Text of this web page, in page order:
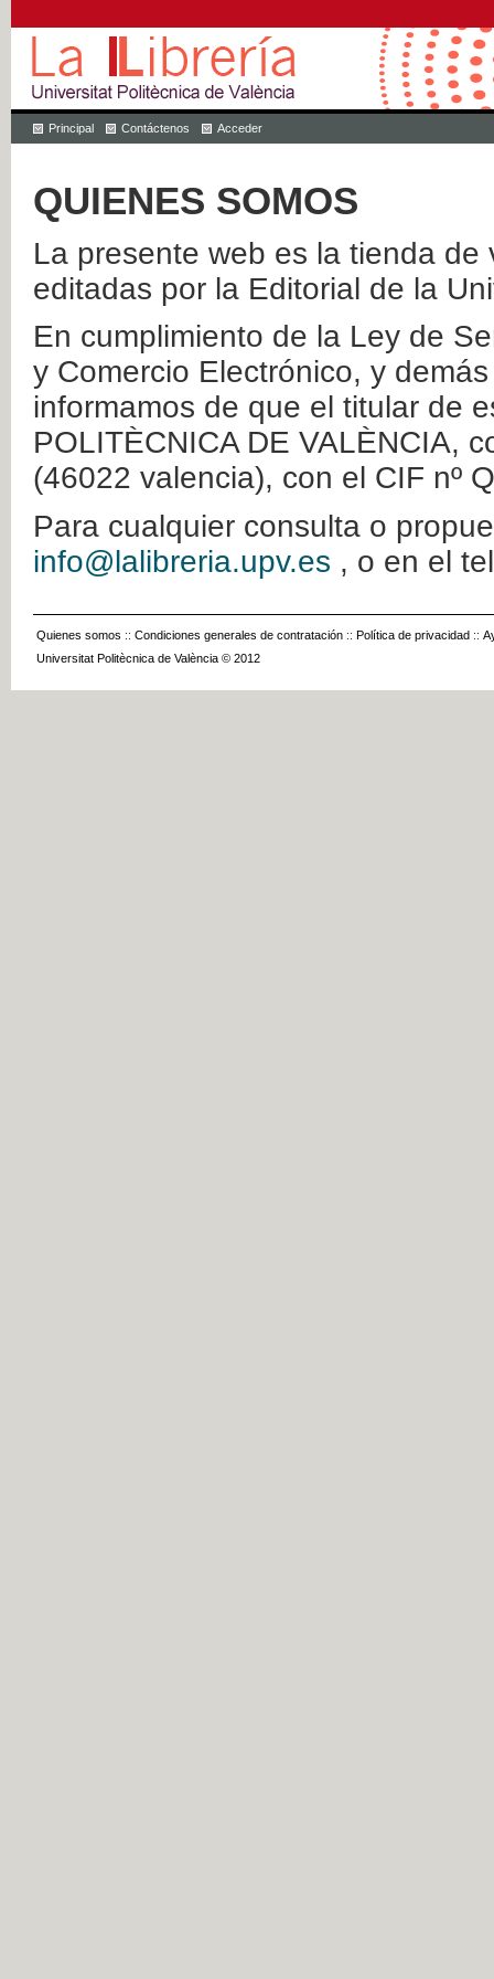
Principal Contáctenos Acceder
QUIENES SOMOS
La presente web es la tienda
editadas por la Editorial de la
En cumplimiento de la Ley de
y Comercio Electrónico, y
informamos de que el titular de
POLITÈCNICA DE VALÈNCIA,
(46022 valencia), con el CIF nº
Para cualquier consulta o
info@lalibreria.upv.es , o en el
Quienes somos :: Condiciones generales de contratación :: Política de privacidad ::
Universitat Politècnica de València © 2012